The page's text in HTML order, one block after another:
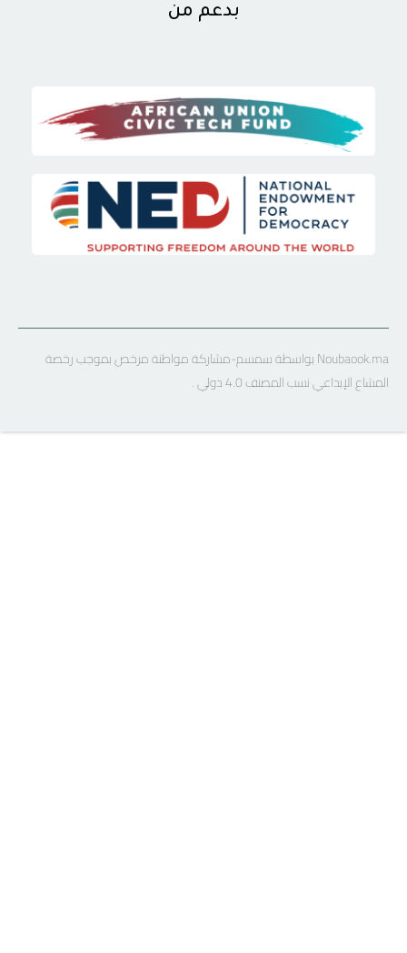
بدعم من
Noubaook.ma بواسطة سمسم-مشاركة مواطنة مرخص بموجب رخصة
المشاع الإبداعي نسب المصنف 4.0 دولي .